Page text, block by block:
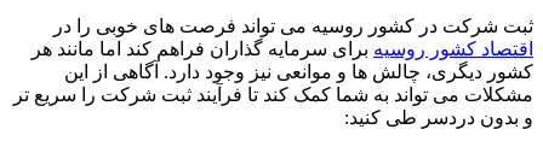
ثبت شرکت در کشور روسیه می‌ تواند فرصت‌ های خوبی را در
اقتصاد کشور روسیه برای سرمایه ‌گذاران فراهم کند اما مانند هر
کشور دیگری، چالش ‌ها و موانعی نیز وجود دارد. آگاهی از این
مشکلات می ‌تواند به شما کمک کند تا فرآیند ثبت شرکت را سریع ‌تر
و بدون دردسر طی کنید: